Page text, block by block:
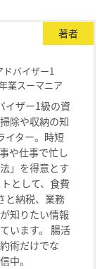
著者
ドバイザー1
業スーマニア
イザー1級の資
除や収納の知
イター。時短
や仕事で忙し
」を得意とす
として、食費
と納税、業務
知りたい情報
います。 腸活
術だけでな
中。